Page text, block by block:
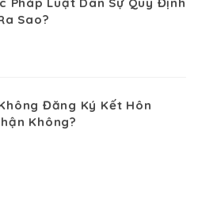
Sao?
Đăng Ký Kết Hôn
Không?